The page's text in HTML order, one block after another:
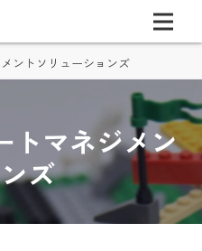
ントソリューションズ
トマネジメン
ズ